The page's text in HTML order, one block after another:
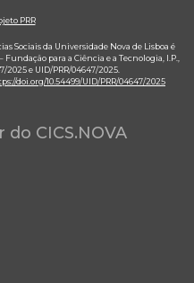
PRR
Sociais da Universidade Nova de Lisboa é
para a Ciência e a Tecnologia, I.P.,
e UID/PRR/04647/2025.
doi.org/10.54499/UID/PRR/04647/2025
CICS.NOVA